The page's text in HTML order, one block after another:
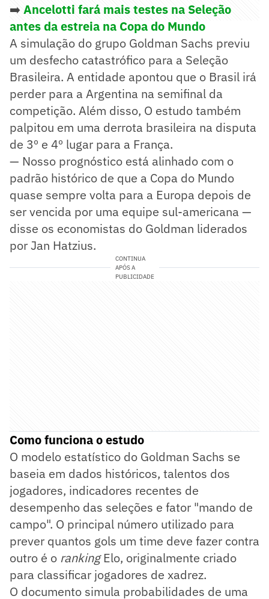
➡️ Ancelotti fará mais testes na Seleção
antes da estreia na Copa do Mundo
A simulação do grupo Goldman Sachs previu
um desfecho catastrófico para a Seleção
Brasileira. A entidade apontou que o Brasil irá
perder para a Argentina na semifinal da
competição. Além disso, O estudo também
palpitou em uma derrota brasileira na disputa
de 3º e 4º lugar para a França.
— Nosso prognóstico está alinhado com o
padrão histórico de que a Copa do Mundo
quase sempre volta para a Europa depois de
ser vencida por uma equipe sul-americana —
disse os economistas do Goldman liderados
por Jan Hatzius.
CONTINUA
APÓS A
PUBLICIDADE
Como funciona o estudo
O modelo estatístico do Goldman Sachs se
baseia em dados históricos, talentos dos
jogadores, indicadores recentes de
desempenho das seleções e fator "mando de
campo". O principal número utilizado para
prever quantos gols um time deve fazer contra
outro é o rankingElo, originalmente criado
para classificar jogadores de xadrez.
O documento simula probabilidades de uma